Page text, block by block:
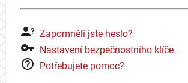
Zapomněli jste heslo?
Nastavení bezpečnostního klíče
Potřebujete pomoc?